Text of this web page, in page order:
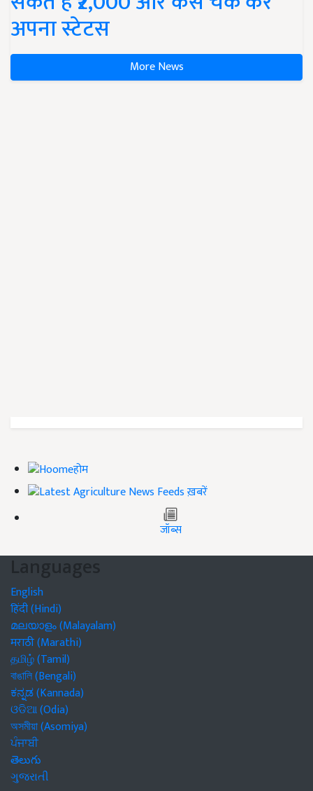
अपना स्टेटस
More News
होम
ख़बरें
जॉब्स
Languages
English
हिंदी (Hindi)
മലയാളം (Malayalam)
मराठी (Marathi)
தமிழ் (Tamil)
বাঙালি (Bengali)
ಕನ್ನಡ (Kannada)
ଓଡିଆ (Odia)
অসমীয়া (Asomiya)
ਪੰਜਾਬੀ
తెలుగు
ગુજરાતી